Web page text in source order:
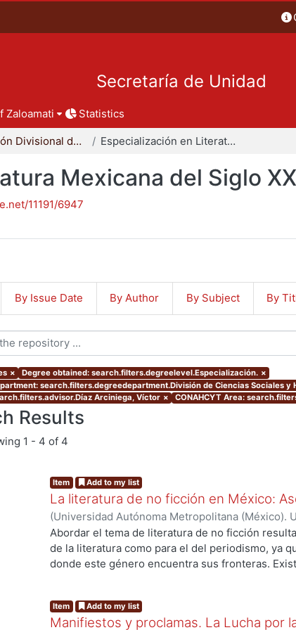
Secretaría de Unidad
Zaloamati Statistics
Coordinación Divisional de Posgrado Especialización en Literatura Mexicana del Siglo XX
Mexicana del Siglo XX
11191/6947
By Issue Date By Author By Subject By
× Degree obtained: search.filters.degreelevel.Especialización. ×
search.filters.degreedepartment.División de Ciencias Sociales y
Arciniega, Víctor × CONAHCYT Area:
Results
1 - 4 of 4
Item Add to my list
La literatura de no ficción en México:
(Universidad Autónoma Metropolitana (México).
de Servicios de Información.,2023-10)Allende
Abordar el tema de literatura de no ficción
de la literatura como para el del periodismo, ya
donde este género encuentra sus fronteras.
se encuentran: Operación Masacre (1957) de
Truman Capote y Los ejércitos de la noche
Item Add to my list
Manifiestos y proclamas. La Lucha por